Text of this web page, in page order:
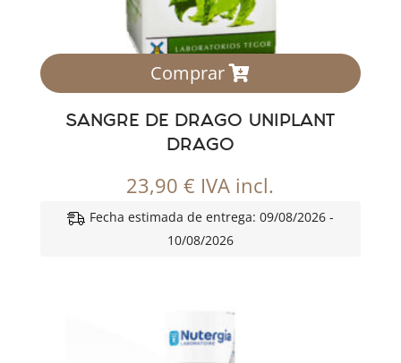
Comprar
SANGRE DE DRAGO UNIPLANT
DRAGO
23,90€ IVA incl.
Fecha estimada de entrega: 09/08/2026 -
10/08/2026